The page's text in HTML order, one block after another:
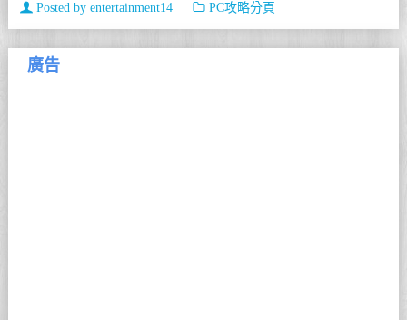
Posted by entertainment14 PC攻略分頁
廣告